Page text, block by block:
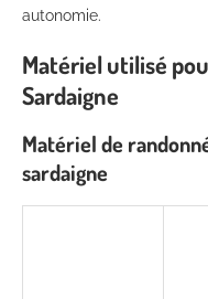
autonomie.
Matériel utilisé
Sardaigne
Matériel de
sardaigne